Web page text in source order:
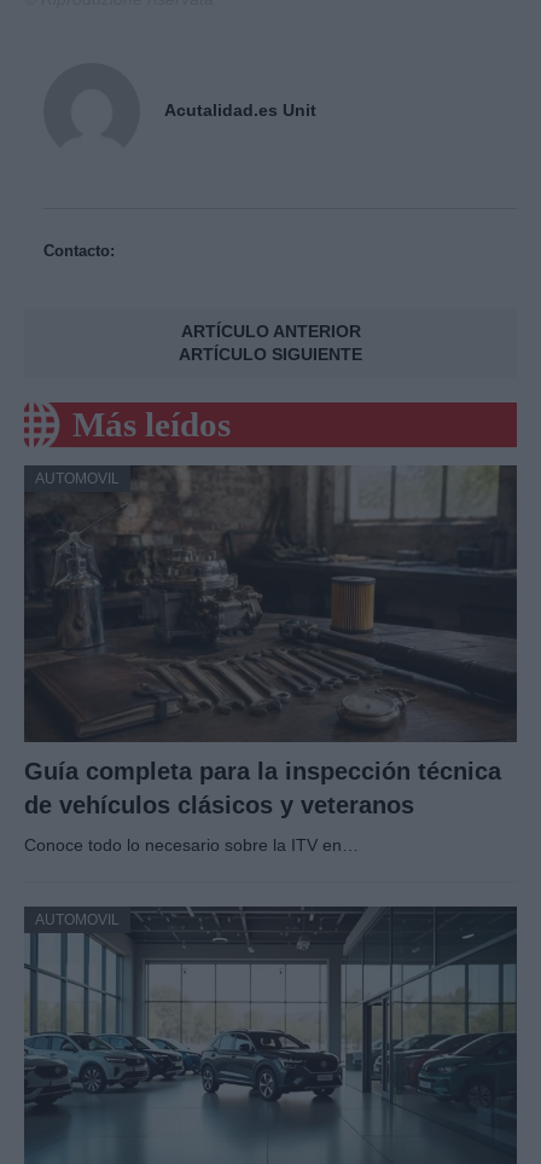
Acutalidad.es Unit
Contacto:
ARTÍCULO ANTERIOR
ARTÍCULO SIGUIENTE
Más leídos
AUTOMOVIL
Guía completa para la inspección técnica
de vehículos clásicos y veteranos
Conoce todo lo necesario sobre la ITV en…
AUTOMOVIL